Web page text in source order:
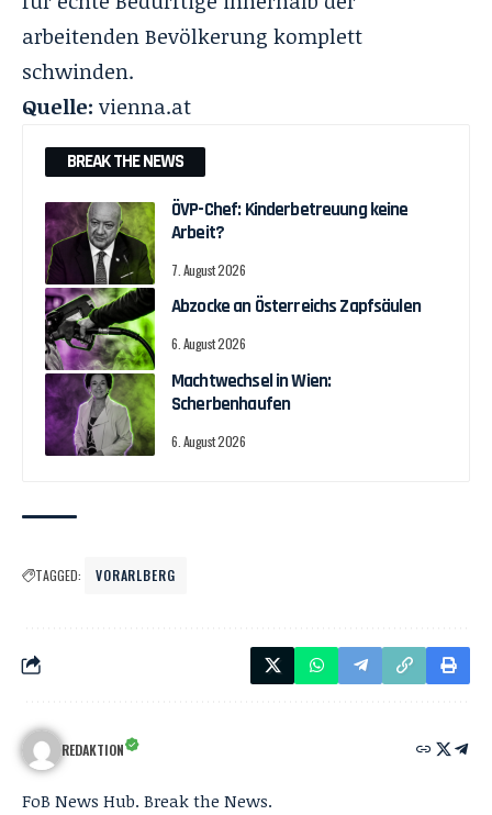
arbeitenden Bevölkerung komplett
schwinden.
Quelle: vienna.at
BREAK THE NEWS
ÖVP-Chef: Kinderbetreuung keine
Arbeit?
7. August 2026
Abzocke an Österreichs Zapfsäulen
6. August 2026
Machtwechsel in Wien:
Scherbenhaufen
6. August 2026
TAGGED: VORARLBERG
REDAKTION
FoB News Hub. Break the News.